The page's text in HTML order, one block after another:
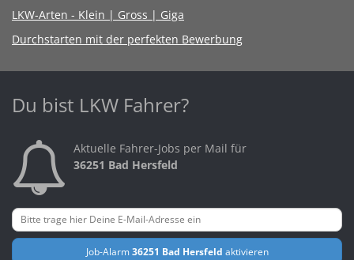
LKW-Arten - Klein | Gross | Giga
Durchstarten mit der perfekten Bewerbung
Du bist LKW Fahrer?
Aktuelle Fahrer-Jobs per Mail für
36251 Bad Hersfeld
Job-Alarm36251 Bad Hersfeld aktivieren